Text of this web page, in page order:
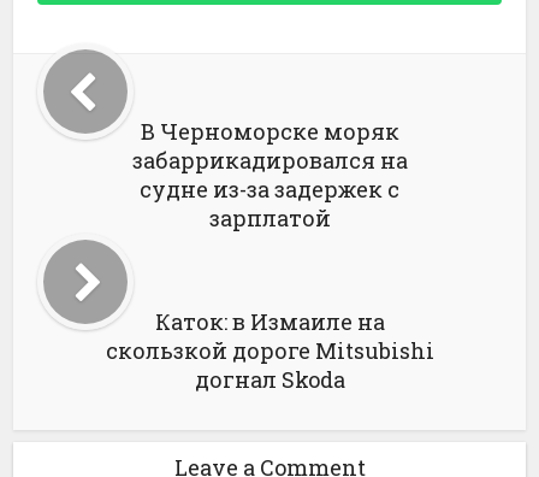
В Черноморске моряк
забаррикадировался на
судне из-за задержек с
зарплатой
Каток: в Измаиле на
скользкой дороге Mitsubishi
догнал Skoda
Leave a Comment